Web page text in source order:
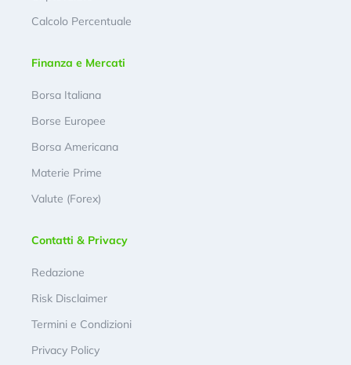
Calcolo Percentuale
Finanza e Mercati
Borsa Italiana
Borse Europee
Borsa Americana
Materie Prime
Valute (Forex)
Contatti & Privacy
Redazione
Risk Disclaimer
Termini e Condizioni
Privacy Policy